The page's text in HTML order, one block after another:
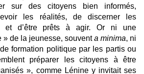
sur des citoyens bien informés,
les réalités, de discerner les
et d’être prêts à agir. Or ni une
» de la jeunesse, souventa minima, ni
formation politique par les partis ou
préparer les citoyens à être
», comme Lénine y invitait ses